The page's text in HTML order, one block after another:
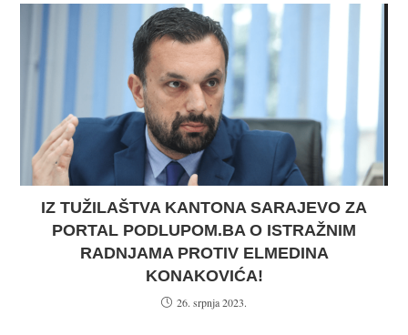
IZ TUŽILAŠTVA KANTONA SARAJEVO ZA
PORTAL PODLUPOM.BA O ISTRAŽNIM
RADNJAMA PROTIV ELMEDINA
KONAKOVIĆA!
26. srpnja 2023.